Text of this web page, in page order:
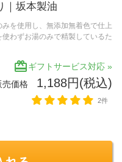
｜坂本製油
を使用し、無添加無着色で仕上
わずお湯のみで精製しているた
redeemギフトサービス対応 »
売価格 1,188円(税込)
2件